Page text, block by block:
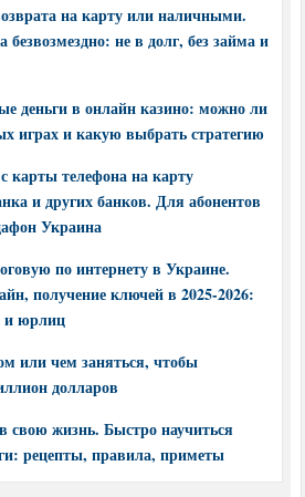
на карту или наличными.
безвозмездно: не в долг, без займа и
деньги в онлайн казино: можно ли
играх и какую выбрать стратегию
карты телефона на карту
и других банков. Для абонентов
Украина
по интернету в Украине.
получение ключей в 2025-2026:
и юрлиц
или чем заняться, чтобы
долларов
свою жизнь. Быстро научиться
рецепты, правила, приметы